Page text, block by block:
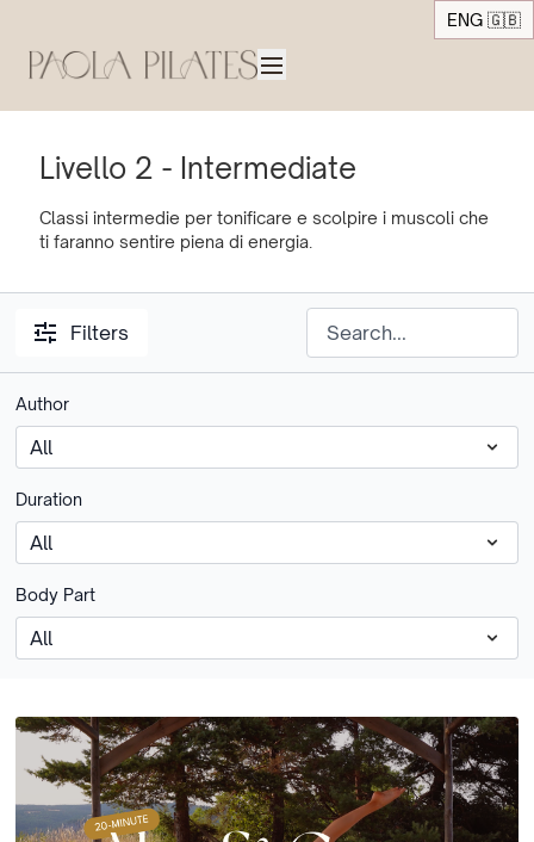
ENG 🇬🇧
Livello 2 - Intermediate
Classi intermedie per tonificare e scolpire i muscoli che
ti faranno sentire piena di energia.
Filters
Author
Duration
Body Part